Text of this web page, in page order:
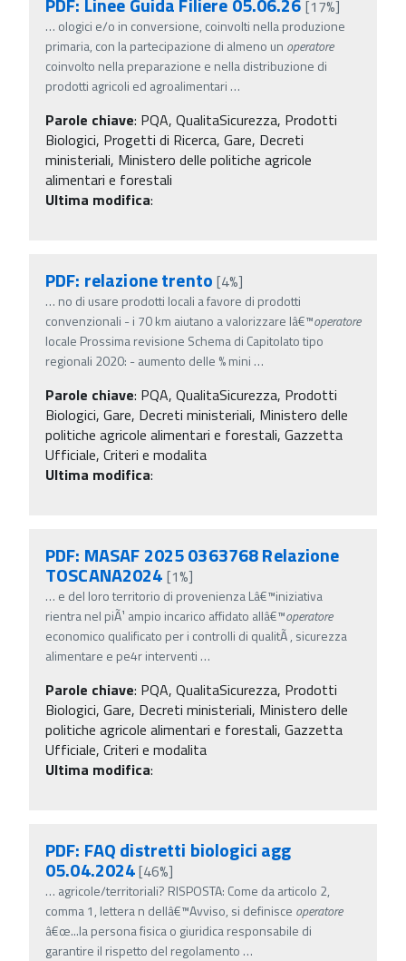
[17%]
… ologici e/o in conversione, coinvolti nella produzione
primaria, con la partecipazione di almeno un operatore
coinvolto nella preparazione e nella distribuzione di
prodotti agricoli ed agroalimentari …
Parole chiave: PQA, QualitaSicurezza, Prodotti
Biologici, Progetti di Ricerca, Gare, Decreti
ministeriali, Ministero delle politiche agricole
alimentari e forestali
Ultima modifica:
PDF: relazione trento [4%]
… no di usare prodotti locali a favore di prodotti
convenzionali - i 70 km aiutano a valorizzare lâ€™operatore
locale Prossima revisione Schema di Capitolato tipo
regionali 2020: - aumento delle % mini …
Parole chiave: PQA, QualitaSicurezza, Prodotti
Biologici, Gare, Decreti ministeriali, Ministero delle
politiche agricole alimentari e forestali, Gazzetta
Ufficiale, Criteri e modalita
Ultima modifica:
PDF: MASAF 2025 0363768 Relazione
TOSCANA2024 [1%]
… e del loro territorio di provenienza Lâ€™iniziativa
rientra nel piÃ¹ ampio incarico affidato allâ€™operatore
economico qualificato per i controlli di qualitÃ , sicurezza
alimentare e pe4r interventi …
Parole chiave: PQA, QualitaSicurezza, Prodotti
Biologici, Gare, Decreti ministeriali, Ministero delle
politiche agricole alimentari e forestali, Gazzetta
Ufficiale, Criteri e modalita
Ultima modifica:
PDF: FAQ distretti biologici agg
05.04.2024[46%]
… agricole/territoriali? RISPOSTA: Come da articolo 2,
comma 1, lettera n dellâ€™Avviso, si definisce operatore
â€œ...la persona fisica o giuridica responsabile di
garantire il rispetto del regolamento …